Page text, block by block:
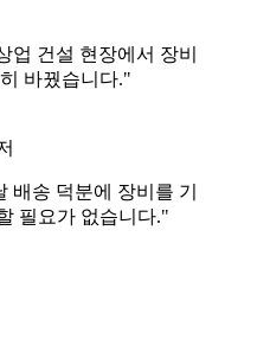
업 건설 현장에서 장비
바꿨습니다."
배송 덕분에 장비를 기
필요가 없습니다."